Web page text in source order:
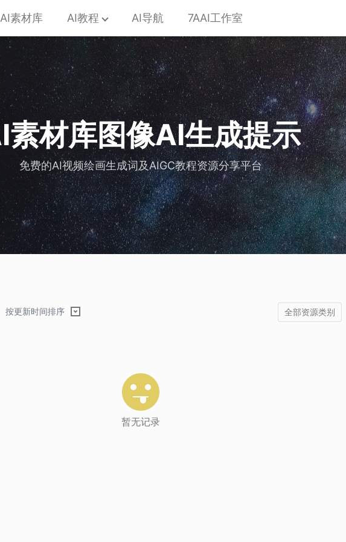
AI素材库 AI教程 AI导航 7AAI工作室
AI素材库图像AI生成提示
免费的AI视频绘画生成词及AIGC教程资源分享平台
按更新时间排序 全部资源类别
暂无记录